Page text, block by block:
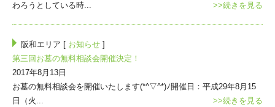
わろうとしている時...
>>続きを見る
阪和エリア [ お知らせ ]
第三回お墓の無料相談会開催決定！
2017年8月13日
お墓の無料相談会を開催いたします(*^▽^*)ﾉ開催日：平成29年8月15
日（火...
>>続きを見る